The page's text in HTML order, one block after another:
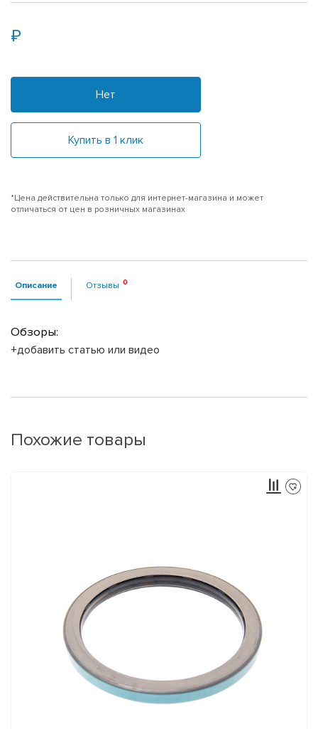
Нет
Купить в 1 клик
*Цена действительна только для интернет-магазина и может
отличаться от цен в розничных магазинах
Описание Отзывы
Обзоры:
+добавить статью или видео
Похожие товары